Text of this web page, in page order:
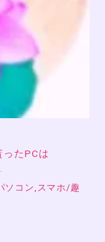
たPCは
ソコン,スマホ/趣